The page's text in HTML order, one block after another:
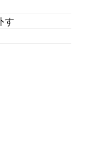
す